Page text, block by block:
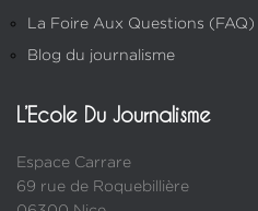
La Foire Aux Questions (FAQ)
Blog du journalisme
L’Ecole Du Journalisme
Espace Carrare
69 rue de Roquebillière